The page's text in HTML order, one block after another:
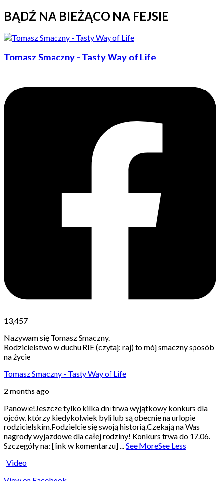
BĄDŹ NA BIEŻĄCO NA FEJSIE
Tomasz Smaczny - Tasty Way of Life
13,457
Nazywam się Tomasz Smaczny.
Rodzicielstwo w duchu RIE (czytaj: raj) to mój smaczny sposób
na życie
Tomasz Smaczny - Tasty Way of Life
2 months ago
Panowie!Jeszcze tylko kilka dni trwa wyjątkowy konkurs dla
ojców, którzy kiedykolwiek byli lub są obecnie na urlopie
rodzicielskim.Podzielcie się swoją historią.Czekają na Was
nagrody wyjazdowe dla całej rodziny! Konkurs trwa do 17.06.
Szczegóły na: [link w komentarzu]...See MoreSee Less
Video